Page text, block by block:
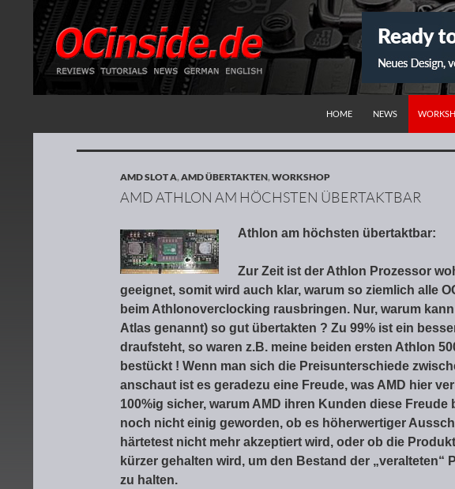
HOME
NEWS
AMD SLOT A,AMD ÜBERTAKTEN,WORKSHOP
AMD ATHLON AM HÖCHSTEN ÜBERTAKTBAR
Athlon am höchsten übertaktbar:
Zur Zeit ist der Athlon Prozessor
geeignet, somit wird auch klar, warum so ziemlich alle
beim Athlonoverclocking rausbringen. Nur, warum
Atlas genannt) so gut übertakten ? Zu 99% ist ein
draufsteht, so waren z.B. meine beiden ersten Athlon
bestückt ! Wenn man sich die Preisunterschiede
anschaut ist es geradezu eine Freude, was AMD hier
100%ig sicher, warum AMD ihren Kunden diese
noch nicht einig geworden, ob es höherwertiger
härtetest nicht mehr akzeptiert wird, oder ob die
kürzer gehalten wird, um den Bestand der „veralteten“
zu halten.